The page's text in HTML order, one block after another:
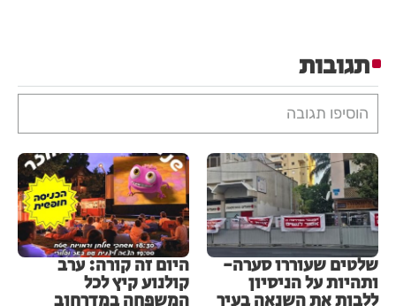
תגובות
הוסיפו תגובה
שלטים שעוררו סערה-
ותהיות על הניסיון
היום זה קורה: ערב
קולנוע קיץ לכל